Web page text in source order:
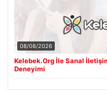
08/08/2026
Kelebek.Org İle Sanal
Deneyimi